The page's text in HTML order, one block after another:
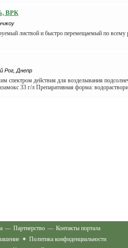
ВРК
листвой и быстро перемещаемый по всему
Рог, Днепр
спектром действия для возделывания
33 г/л Препаративная форма:
— Партнерство — Контакты портала
✶ Политика конфиденциальности